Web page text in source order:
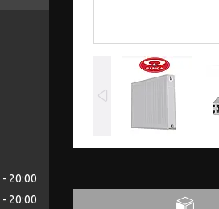
20:00
20:00